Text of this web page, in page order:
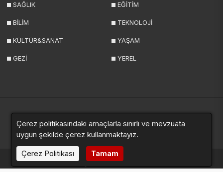
SAĞLIK EĞİTİM
BİLİM TEKNOLOJİ
KÜLTÜR&SANAT YAŞAM
GEZİ YEREL
Yazarlar VideolarGalerilerAnketler
haberde.net © 2024. Tüm hakları saklıdır.
Çerez politikasındaki amaçlarla sınırlı ve mevzuata
uygun şekilde çerez kullanmaktayız.
Çerez Politikası
Tamam